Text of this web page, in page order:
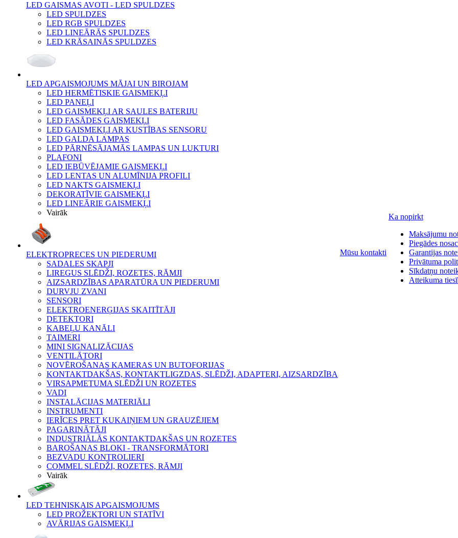
LED GAISMAS AVOTI - LED SPULDZES
LED SPULDZES
LED RGB SPULDZES
LED LINEĀRĀS SPULDZES
LED KRĀSAINĀS SPULDZES
LED APGAISMOJUMS MĀJAI UN BIROJAM
LED HERMĒTISKIE GAISMEKĻI
LED PANEĻI
LED GAISMEKĻI AR SAULES BATERIJU
LED FASĀDES GAISMEKĻI
LED GAISMEKĻI AR KUSTĪBAS SENSORU
LED GALDA LAMPAS
LED PĀRNĒSĀJAMĀS LAMPAS UN LUKTURI
PLAFONI
LED IEBŪVĒJAMIE GAISMEKĻI
LED LENTAS UN ALUMĪNIJA PROFILI
LED NAKTS GAISMEKĻI
DEKORATĪVIE GAISMEKĻI
LED LINEĀRIE GAISMEKĻI
Vairāk
ELEKTROPRECES UN PIEDERUMI
SADALES SKAPJI
LIREGUS SLĒDŽI, ROZETES, RĀMJI
AIZSARDZĪBAS APARATŪRA UN PIEDERUMI
DURVJU ZVANI
SENSORI
ELEKTROENERĢIJAS SKAITĪTĀJI
DETEKTORI
KABEĻU KANĀLI
TAIMERI
MINI SIGNALIZĀCIJAS
VENTILĀTORI
NOVĒROŠANAS KAMERAS UN BUTOFORIJAS
KONTAKTDAKŠAS, KONTAKTLIGZDAS, SLĒDŽI, ADAPTERI, AIZSARDZĪBA
VIRSAPMETUMA SLĒDŽI UN ROZETES
VADI
INSTALĀCIJAS MATERIĀLI
INSTRUMENTI
IERĪCES PRET KUKAIŅIEM UN GRAUZĒJIEM
PAGARINĀTĀJI
INDUSTRIĀLĀS KONTAKTDAKŠAS UN ROZETES
BAROŠANAS BLOKI - TRANSFORMĀTORI
BEZVADU KONTROLIERI
COMMEL SLĒDŽI, ROZETES, RĀMJI
Vairāk
LED TEHNISKAIS APGAISMOJUMS
LED PROŽEKTORI UN STATĪVI
AVĀRIJAS GAISMEKĻI
Mūsu kontakti
Ka nopirkt
Maksājumu
Piegādes
Garantijas
Privātuma
Sīkdatņu
Atteikuma